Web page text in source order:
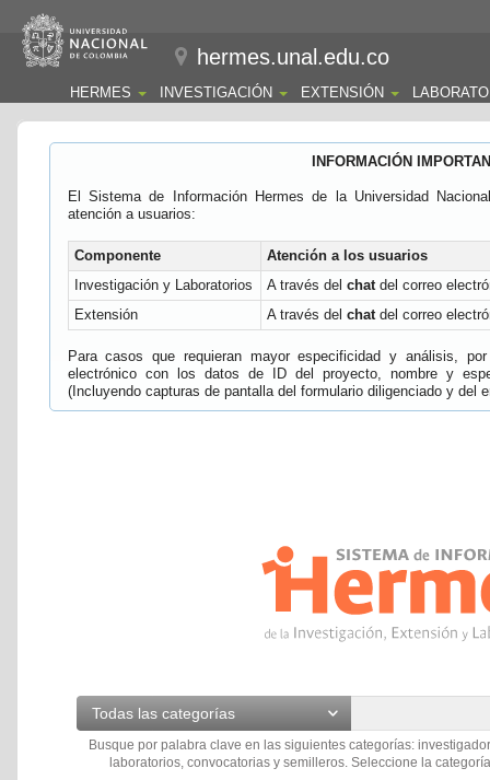
hermes.unal.edu.co
HERMES INVESTIGACIÓN EXTENSIÓN
INFORMACIÓN
El Sistema de Información Hermes de la Universidad
atención a usuarios:
Componente
Atención a los usuarios
Investigación y Laboratorios
A través del chatdel correo
Extensión
A través del chatdel correo
Para casos que requieran mayor especificidad y análisis,
electrónico con los datos de ID del proyecto, nombre y
(Incluyendo capturas de pantalla del formulario diligenciado y del
Todas las categorías
Busque por palabra clave en las siguientes categorías:
laboratorios, convocatorias y semilleros. Seleccione la